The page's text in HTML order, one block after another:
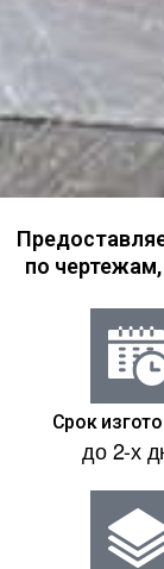
по
Срок
до 2-х